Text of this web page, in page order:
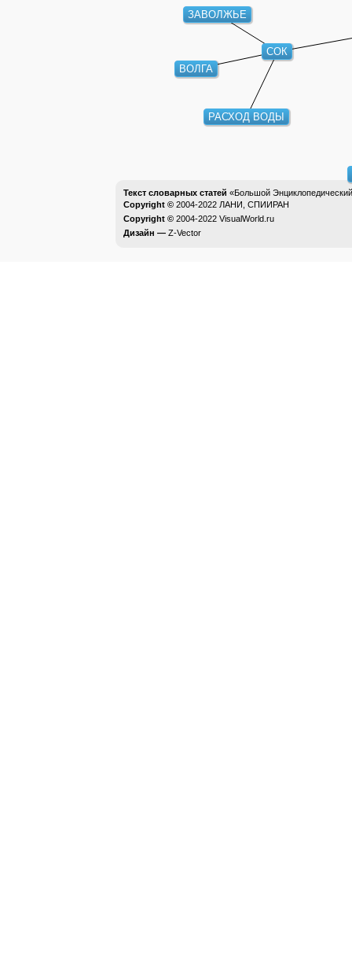
СОК
ЗАВОЛЖЬЕ
ВОЛГА
РАСХОД ВОДЫ
Текст словарных статей «Большой
Copyright © 2004-2022 ЛАНИ, СПИИРАН
Copyright © 2004-2022 VisualWorld.ru
Дизайн — Z-Vector